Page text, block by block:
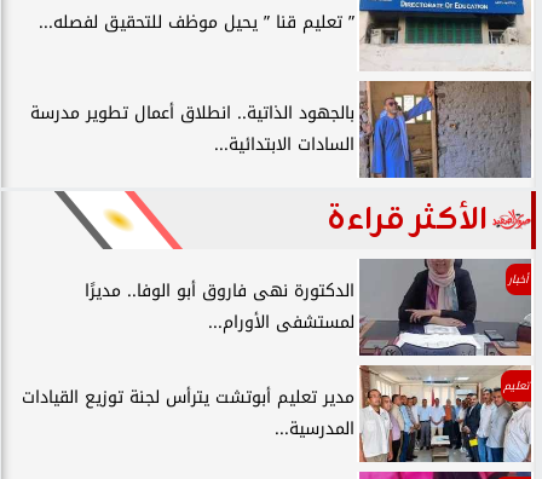
” تعليم قنا ” يحيل موظف للتحقيق لفصله...
بالجهود الذاتية.. انطلاق أعمال تطوير مدرسة
السادات الابتدائية...
الأكثر قراءة
أخبار
الدكتورة نهى فاروق أبو الوفا.. مديرًا
لمستشفى الأورام...
تعليم
مدير تعليم أبوتشت يترأس لجنة توزيع القيادات
المدرسية...